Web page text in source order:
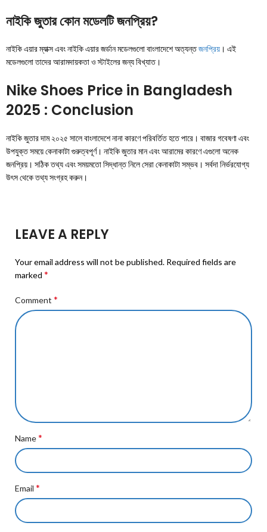
নাইকি জুতার কোন মডেলটি জনপ্রিয়?
নাইকি এয়ার ম্যাক্স এবং নাইকি এয়ার জর্ডান মডেলগুলো বাংলাদেশে অত্যন্তজনপ্রিয় । এই
মডেলগুলো তাদের আরামদায়কতা ও স্টাইলের জন্য বিখ্যাত।
Nike Shoes Price in Bangladesh
2025 : Conclusion
নাইকি জুতার দাম ২০২৫ সালে বাংলাদেশে নানা কারণে পরিবর্তিত হতে পারে। বাজার গবেষণা এবং
উপযুক্ত সময়ে কেনাকাটা গুরুত্বপূর্ণ। নাইকি জুতার মান এবং আরামের কারণে এগুলো অনেক
জনপ্রিয়। সঠিক তথ্য এবং সময়মতো সিদ্ধান্ত নিলে সেরা কেনাকাটা সম্ভব। সর্বদা নির্ভরযোগ্য
উৎস থেকে তথ্য সংগ্রহ করুন।
LEAVE A REPLY
Your email address will not be published. Required fields are
marked *
Comment *
Name*
Email *